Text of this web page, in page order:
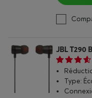
JBL T290
Type: